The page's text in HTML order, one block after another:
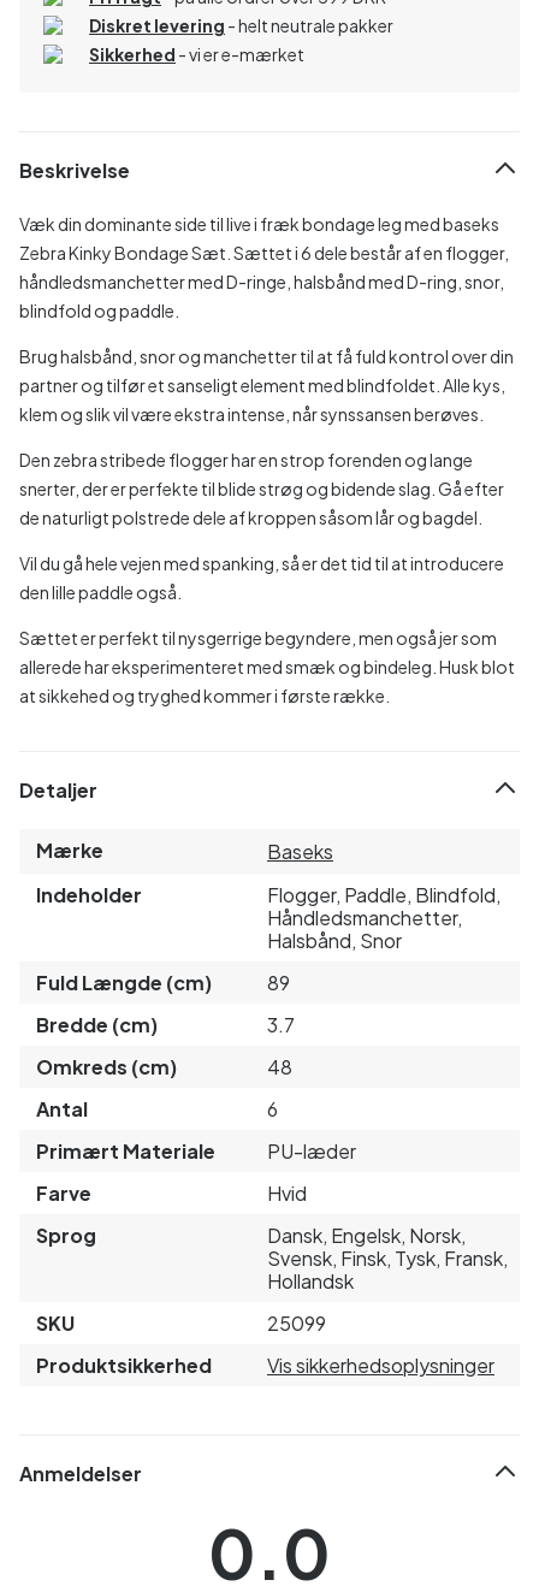
Diskret levering - helt neutrale pakker
Sikkerhed - vi er e-mærket
Beskrivelse
Væk din dominante side til live i fræk bondage leg med baseks
Zebra Kinky Bondage Sæt. Sættet i 6 dele består af en flogger,
håndledsmanchetter med D-ringe, halsbånd med D-ring, snor,
blindfold og paddle.
Brug halsbånd, snor og manchetter til at få fuld kontrol over din
partner og tilfør et sanseligt element med blindfoldet. Alle kys,
klem og slik vil være ekstra intense, når synssansen berøves.
Den zebra stribede flogger har en strop forenden og lange
snerter, der er perfekte til blide strøg og bidende slag. Gå efter
de naturligt polstrede dele af kroppen såsom lår og bagdel.
Vil du gå hele vejen med spanking, så er det tid til at introducere
den lille paddle også.
Sættet er perfekt til nysgerrige begyndere, men også jer som
allerede har eksperimenteret med smæk og bindeleg. Husk blot
at sikkehed og tryghed kommer i første række.
Detaljer
Mærke
Baseks
Indeholder
Flogger, Paddle, Blindfold,
Håndledsmanchetter,
Halsbånd, Snor
Fuld Længde (cm)
89
Bredde (cm)
3.7
Omkreds (cm)
48
Antal
6
Primært Materiale
PU-læder
Farve
Hvid
Sprog
Dansk, Engelsk, Norsk,
Svensk, Finsk, Tysk, Fransk,
Hollandsk
SKU
25099
Produktsikkerhed
Vis sikkerhedsoplysninger
Anmeldelser
0.0